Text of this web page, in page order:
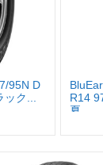
95N D
ク...
R14
夏...